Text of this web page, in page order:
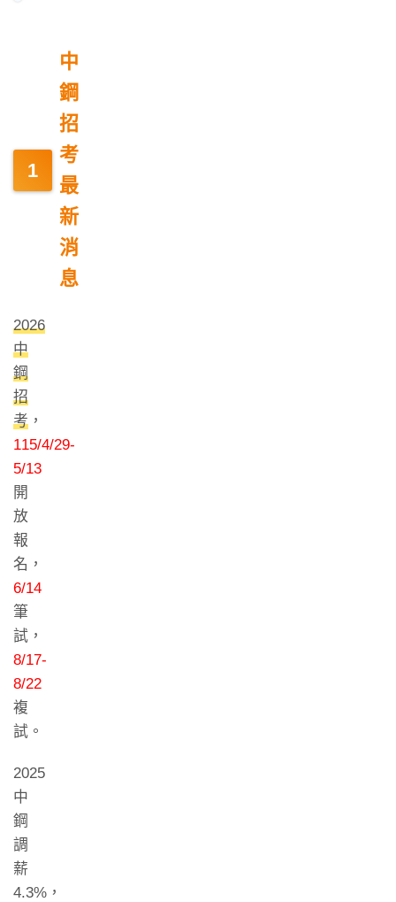
中
鋼
招
考
最
新
消
息
2026
中
鋼
招
考 ，
115/4/29-
5/13
開
放
報
名，
6/14
筆
試，
8/17-
8/22
複
試。
2025
中
鋼
調
薪
4.3%，